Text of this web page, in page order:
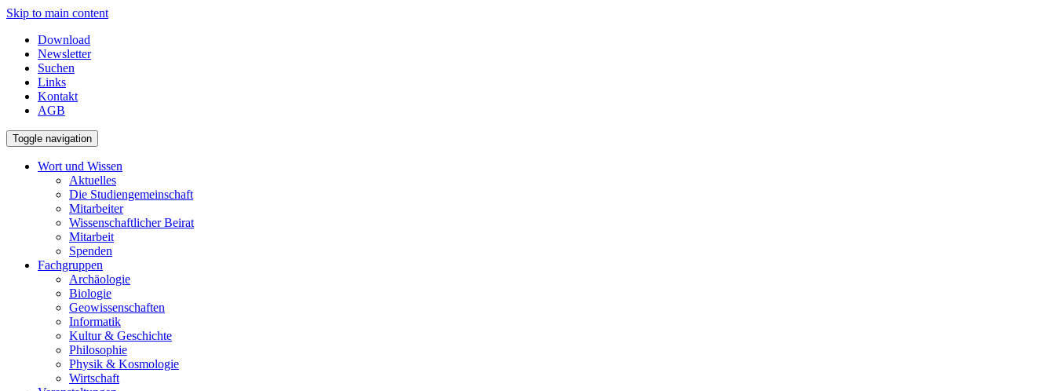
Skip to main content
Download
Newsletter
Suchen
Links
Kontakt
AGB
Toggle navigation
Wort und Wissen
Aktuelles
Die Studiengemeinschaft
Mitarbeiter
Wissenschaftlicher Beirat
Mitarbeit
Spenden
Fachgruppen
Archäologie
Biologie
Geowissenschaften
Informatik
Kultur & Geschichte
Philosophie
Physik & Kosmologie
Wirtschaft